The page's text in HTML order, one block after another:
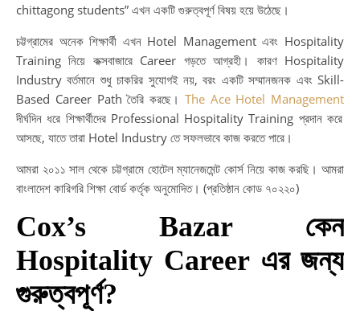
chittagong students” এখন একটি গুরুত্বপূর্ণ বিষয় হয়ে উঠেছে।
চট্টগ্রামের অনেক শিক্ষার্থী এখন Hotel Management এবং Hospitality
Training নিয়ে কক্সবাজারে Career গড়তে আগ্রহী। কারণ Hospitality
Industry বর্তমানে শুধু চাকরির সুযোগই নয়, বরং একটি সম্মানজনক এবং Skill-
Based Career Path তৈরি করছে। The Ace Hotel Management
দীর্ঘদিন ধরে শিক্ষার্থীদের Professional Hospitality Training প্রদান করে
আসছে, যাতে তারা Hotel Industry তে সফলভাবে কাজ করতে পারে।
আমরা ২০১১ সাল থেকে চট্টগ্রামে হোটেল ম্যানেজমেন্ট কোর্স নিয়ে কাজ করছি। আমরা
বাংলাদেশ কারিগরি শিক্ষা বোর্ড কর্তৃক অনুমোদিত। (প্রতিষ্ঠান কোড ৭০২২০)
Cox’s Bazar কেন
Hospitality Career এর জন্য
গুরুত্বপূর্ণ?